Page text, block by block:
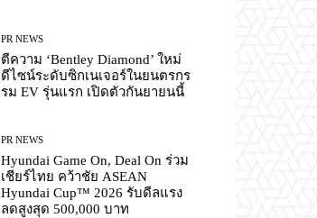
PR NEWS
ตีความ ‘Bentley Diamond’ ใหม่
ดีไซน์ระดับซิกเนเจอร์ในยนตรกร
รม EV รุ่นแรก เปิดตัวกันยายนนี้
PR NEWS
Hyundai Game On, Deal On ร่วม
เชียร์ไทย คว้าชัย ASEAN
Hyundai Cup™ 2026 รับดีลแรง
ลดสูงสุด 500,000 บาท